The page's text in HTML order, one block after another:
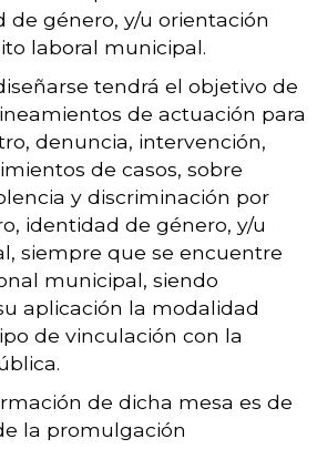
de género, y/u orientación
laboral municipal.
tendrá el objetivo de
de actuación para
denuncia, intervención,
de casos, sobre
y discriminación por
identidad de género, y/u
siempre que se encuentre
municipal, siendo
aplicación la modalidad
de vinculación con la
de dicha mesa es de
la promulgación